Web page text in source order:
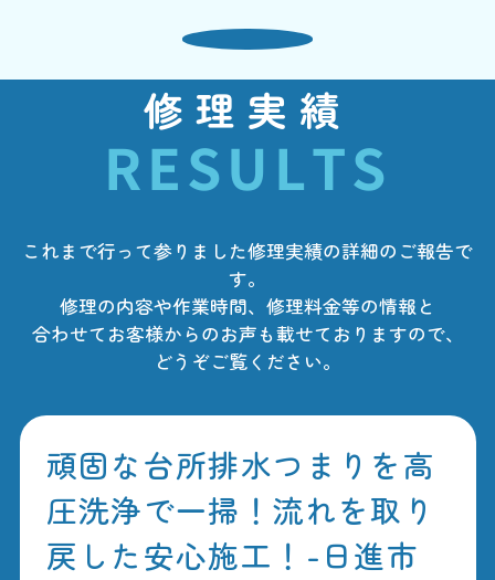
修理実績
RESULTS
これまで行って参りました修理実績の詳細のご報告で
す。
修理の内容や作業時間、修理料金等の情報と
合わせてお客様からのお声も載せておりますので、
どうぞご覧ください。
頑固な台所排水つまりを高
圧洗浄で一掃！流れを取り
戻した安心施工！-日進市